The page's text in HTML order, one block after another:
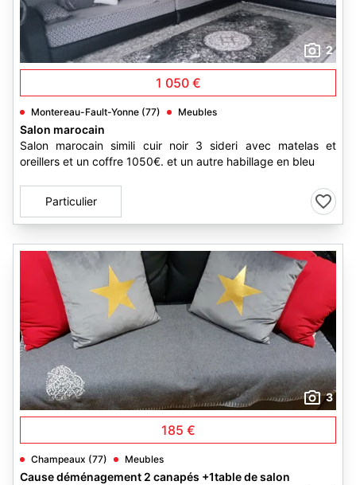
2
1 050 €
Montereau-Fault-Yonne (77) Meubles
Salon marocain
Salon marocain simili cuir noir 3 sideri avec matelas et
oreillers et un coffre 1050€. et un autre habillage en bleu
Particulier
3
185 €
Champeaux (77) Meubles
Cause déménagement 2 canapés +1table de salon